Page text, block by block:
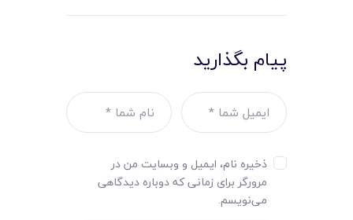
پیام بگذارید
ذخیره نام، ایمیل و وبسایت من در
مرورگر برای زمانی که دوباره دیدگاهی
می‌نویسم.